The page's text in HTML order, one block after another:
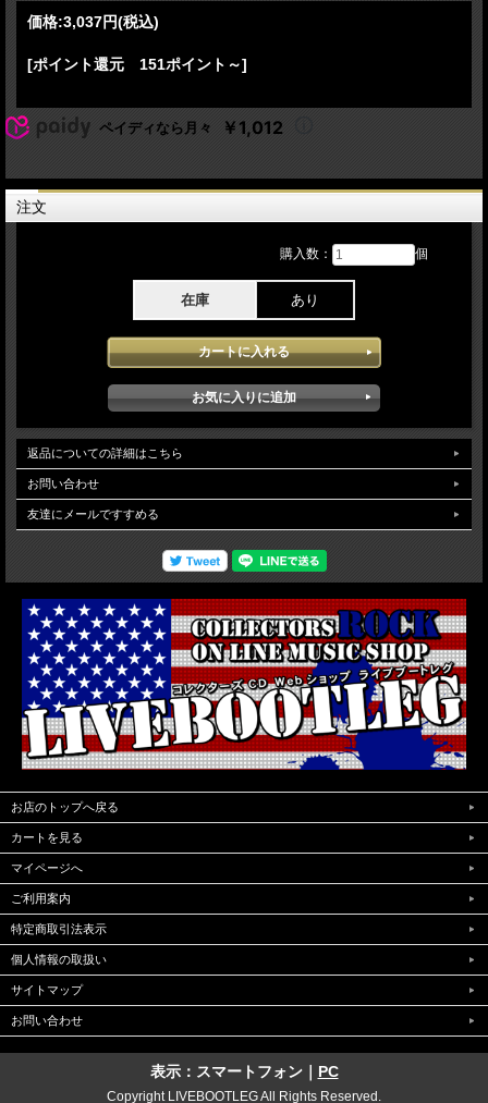
21.Black Dog 22.Fanfare for the Common Man 23.Honky Tonk Train Blues 24.Last
Cheer
Lineup:
Pete Riley: Drums
Phil Williams: Bass
でのライブを収録 しています。ソロとして初の来日公演初日のperformanceを記録
し、時折たどたどしい日本語MCを交 えながら素晴らしい完成度の高いプレーが堪
能できます。soundqualityは、マスターAud収録で良質 に記録され極端なトンコン
トロールも無くクリアー感 臨場感等も安定して聞きどころ満載のライブ が堪能
価格:3,037円(税込)
[ポイント還元 151ポイント～]
ペイディなら月々 ￥1,012
注文
購入数： 個
在庫 あり
返品についての詳細はこちら
お問い合わせ
友達にメールですすめる
お店のトップへ戻る
カートを見る
マイページへ
ご利用案内
特定商取引法表示
個人情報の取扱い
サイトマップ
お問い合わせ
表示：スマートフォン｜ PC
Copyright LIVEBOOTLEG All Rights Reserved.